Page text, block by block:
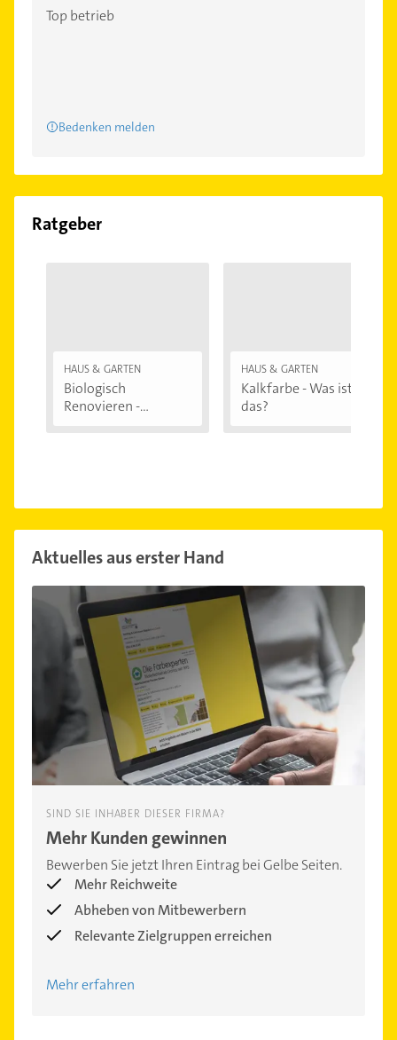
Top betrieb
Bedenken melden
Ratgeber
HAUS & GARTEN
Biologisch
Renovieren -
HAUS & GARTEN
Kalkfarbe - Was ist
das?
Aktuelles aus erster Hand
SIND SIE INHABER DIESER FIRMA?
Mehr Kunden gewinnen
Bewerben Sie jetzt Ihren Eintrag bei Gelbe Seiten.
Mehr Reichweite
Abheben von Mitbewerbern
Relevante Zielgruppen erreichen
Mehr erfahren